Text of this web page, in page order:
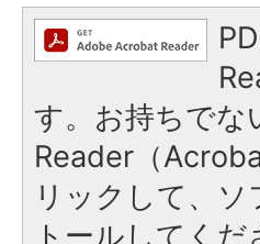
す。お持ちでな
Reader（
リックして、
トールしてくだ